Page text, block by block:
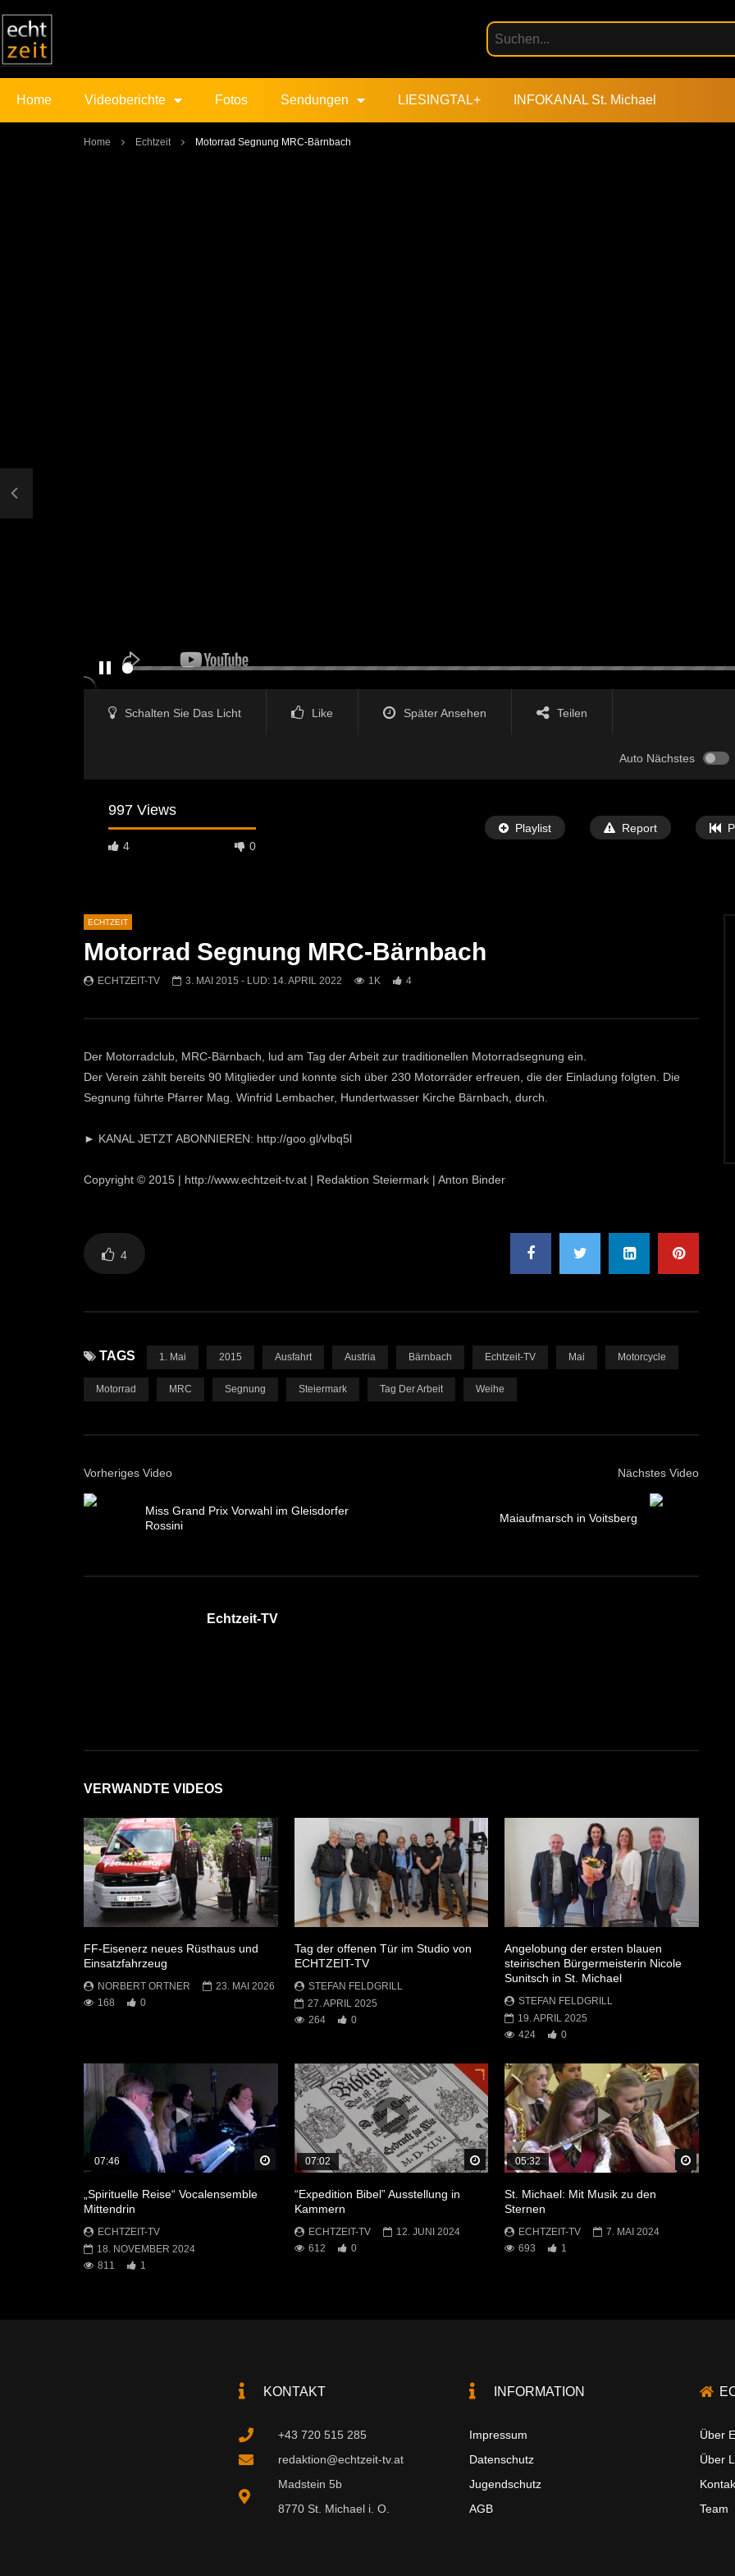
Home Videoberichte Fotos Sendungen LIESINGTAL+ INFOKANAL St. Michael
Home Echtzeit Motorrad Segnung MRC-Bärnbach
Schalten Sie Das Licht Like Später Ansehen Teilen
Auto Nächstes
997 Views
4 0
Playlist Report
Später Ansehen
07:46 07:02
ECHTZEIT
Motorrad Segnung MRC-Bärnbach
ECHTZEIT-TV 3. MAI 2015 - LUD: 14. APRIL 2022 1K 4
Der Motorradclub, MRC-Bärnbach, lud am Tag der Arbeit zur traditionellen Motorradsegnung ein.
Der Verein zählt bereits 90 Mitglieder und konnte sich über 230 Motorräder erfreuen, die der Einladung folgten. Die
Segnung führte Pfarrer Mag. Winfrid Lembacher, Hundertwasser Kirche Bärnbach, durch.
► KANAL JETZT ABONNIEREN: http://goo.gl/vlbq5l
Copyright © 2015 | http://www.echtzeit-tv.at | Redaktion Steiermark | Anton Binder
4
TAGS 1. Mai 2015 Ausfahrt Austria Bärnbach Echtzeit-TV Mai Motorcycle
Motorrad MRC Segnung Steiermark Tag Der Arbeit Weihe
Vorheriges Video
Miss Grand Prix Vorwahl im Gleisdorfer
Rossini
Nächstes Video
Maiaufmarsch in Voitsberg
Echtzeit-TV
VERWANDTE VIDEOS
FF-Eisenerz neues Rüsthaus und
Einsatzfahrzeug
NORBERT ORTNER
23. MAI 2026
168
0
Tag der offenen Tür im Studio von
ECHTZEIT-TV
STEFAN FELDGRILL
27. APRIL 2025
264
0
Angelobung der ersten blauen
steirischen Bürgermeisterin Nicole
Sunitsch in St. Michael
STEFAN FELDGRILL
19. APRIL 2025
424
0
Später Ansehen
07:46
„Spirituelle Reise“ Vocalensemble
Mittendrin
ECHTZEIT-TV
18. NOVEMBER 2024
811
1
Später Ansehen
07:02
“Expedition Bibel” Ausstellung in
Kammern
ECHTZEIT-TV
12. JUNI 2024
612
0
Später
05:32
St. Michael: Mit Musik zu den
Sternen
ECHTZEIT-TV
7. MAI 2024
693
1
KONTAKT
+43 720 515 285
redaktion@echtzeit-tv.at
Madstein 5b
8770 St. Michael i. O.
INFORMATION
Impressum
Datenschutz
Jugendschutz
AGB
Über
Über
Team